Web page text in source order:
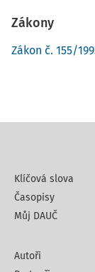
Zákony
Zákon č. 155/
Klíčová slova
Časopisy
Můj DAUČ
Autoři